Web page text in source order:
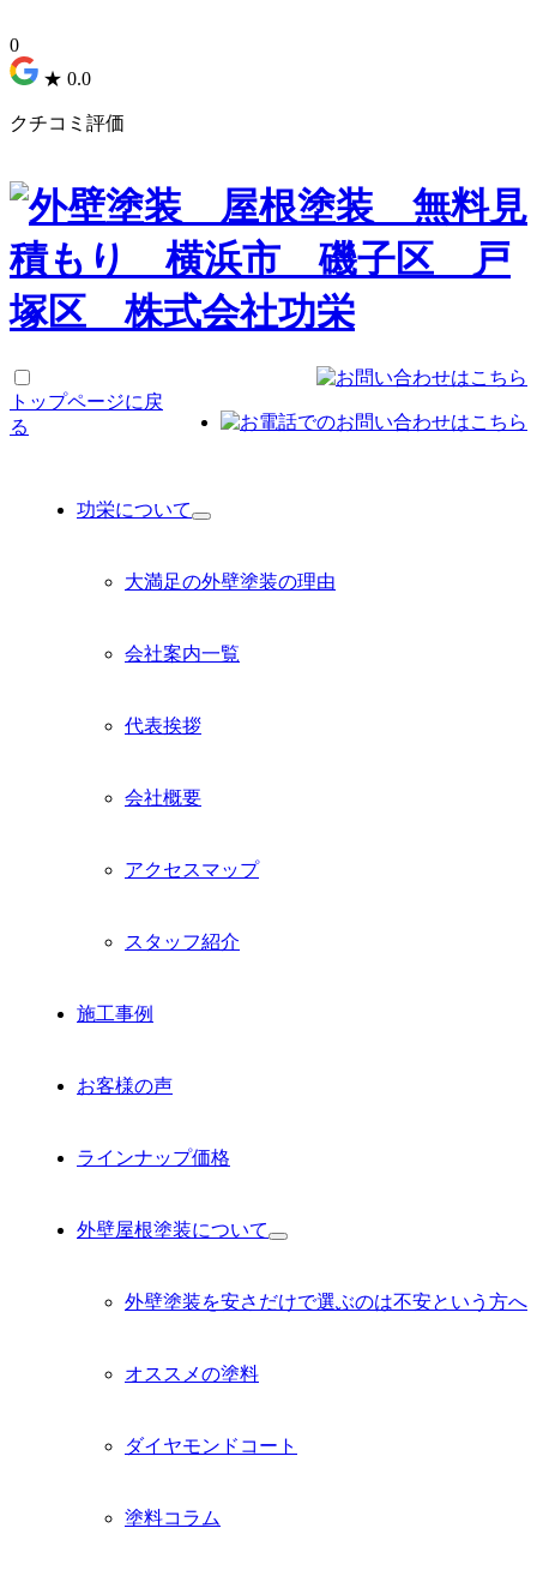
0
★ 0.0
クチコミ評価
功栄について
サ
ニ
を
大満足の外壁塗装の理由
会社案内一覧
代表挨拶
会社概要
アクセスマップ
スタッフ紹介
施工事例
お客様の声
ラインナップ価格
外壁屋根塗装について
サ
ニ
外壁塗装を安さだけで選ぶのは不安という方へ
オススメの塗料
ダイヤモンドコート
塗料コラム
トップページに戻
る